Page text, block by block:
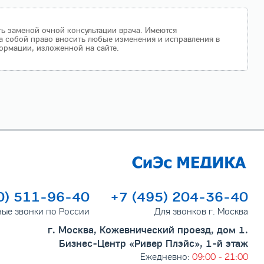
заменой очной консультации врача. Имеются
собой право вносить любые изменения и исправления в
изложенной на сайте.
511-96-40
звонки по России
+7 (495) 204-36-40
Для звонков г. Москва
г. Москва, Кожевнический проезд, дом 1.
Бизнес-Центр «Ривер Плэйс», 1-й этаж
Ежедневно:09:00 - 21:00